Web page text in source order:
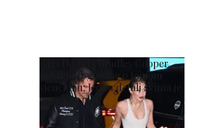
Gigi Hadid i Bradley Cooper
potaknuli glasine o tajnom
vjenčanju: Jedan detalj svima je
zapeo za oko